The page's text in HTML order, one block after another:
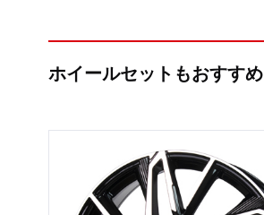
ホイールセットもおすすめ